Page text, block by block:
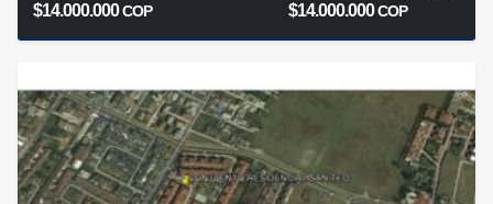
$14.000.000COP $14.000.000COP